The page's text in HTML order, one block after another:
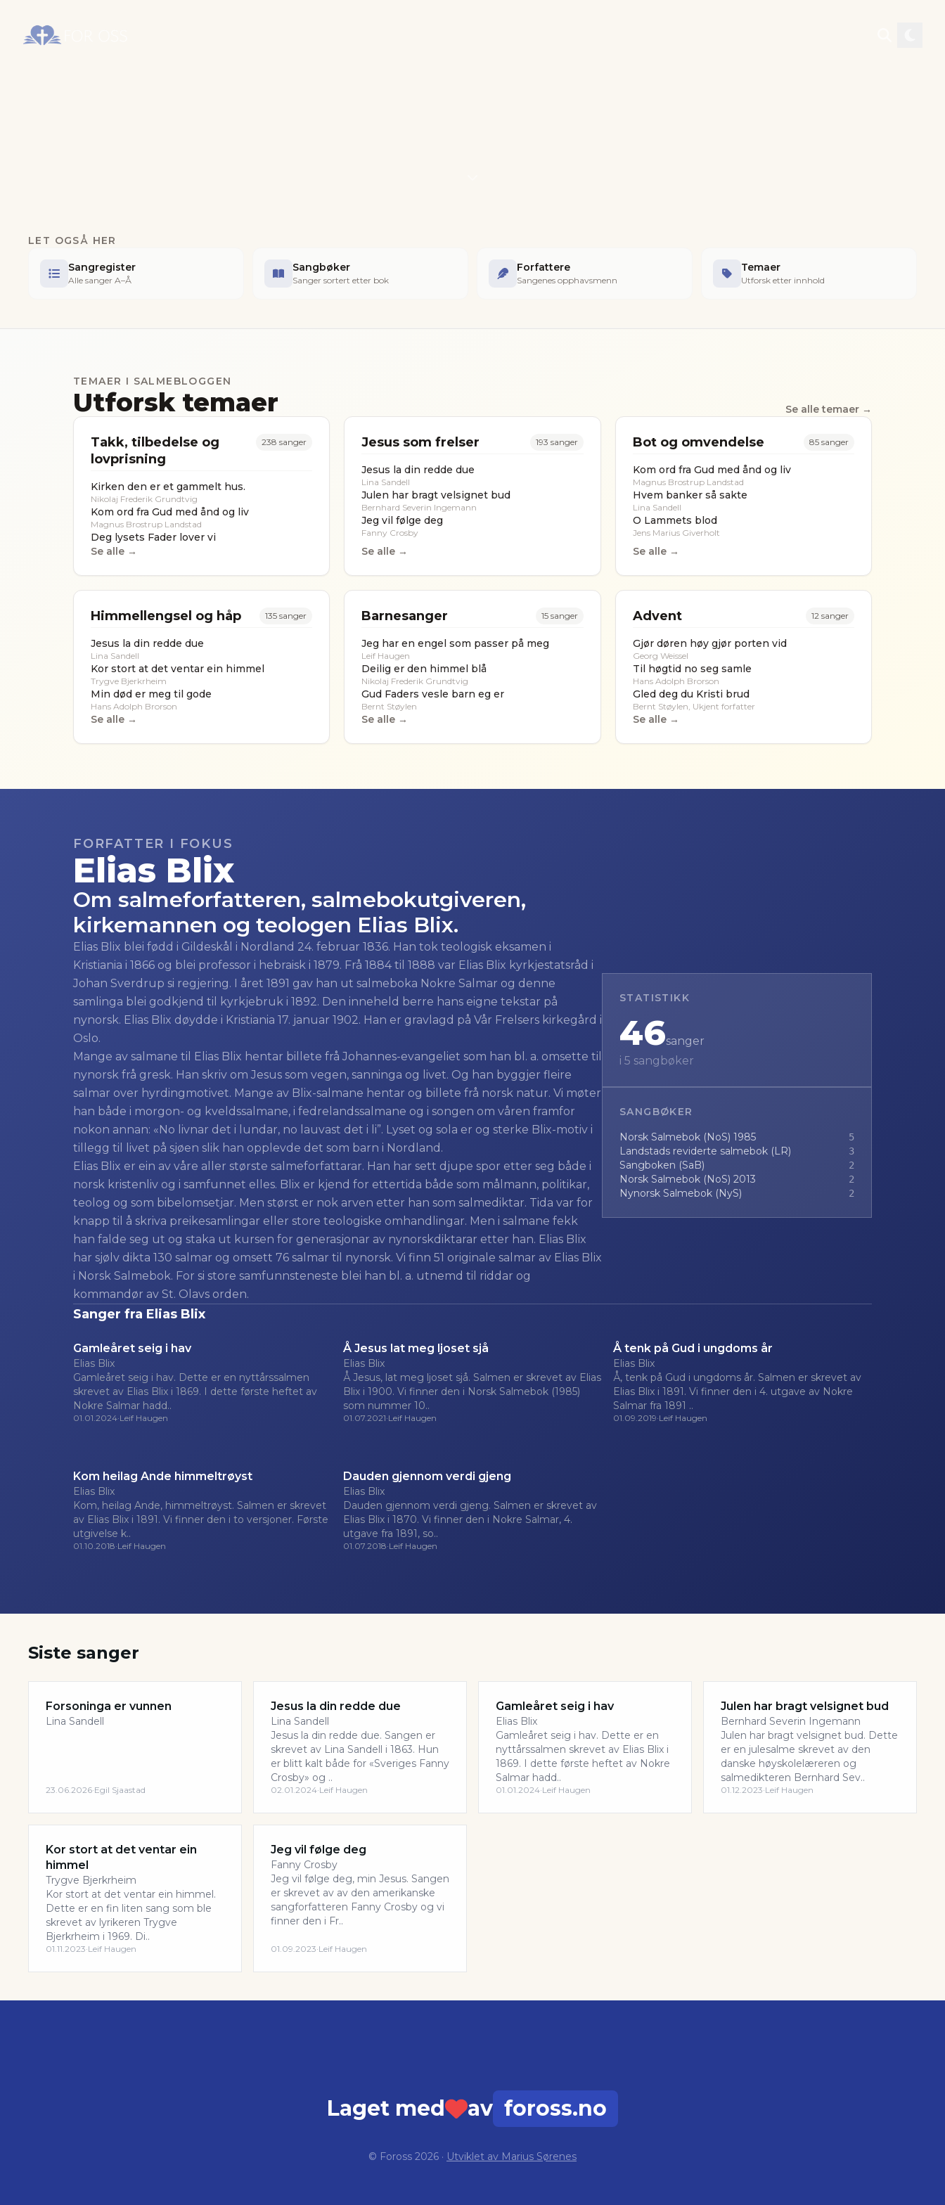
LET OGSÅ HER
Sangregister
Alle sanger A–Å
Sangbøker
Sanger sortert etter bok
Forfattere
Sangenes opphavsmenn
Temaer
Utforsk etter innhold
TEMAER I SALMEBLOGGEN
Utforsk temaer Se alle temaer →
Takk, tilbedelse og
lovprisning
238 sanger
Kirken den er et gammelt hus.
Nikolaj Frederik Grundtvig
Kom ord fra Gud med ånd og liv
Magnus Brostrup Landstad
Deg lysets Fader lover vi
Se alle →
Jesus som frelser 193 sanger
Jesus la din redde due
Lina Sandell
Julen har bragt velsignet bud
Bernhard Severin Ingemann
Jeg vil følge deg
Fanny Crosby
Se alle →
Bot og omvendelse 85 sanger
Kom ord fra Gud med ånd og liv
Magnus Brostrup Landstad
Hvem banker så sakte
Lina Sandell
O Lammets blod
Jens Marius Giverholt
Se alle →
Himmellengsel og håp 135 sanger
Jesus la din redde due
Lina Sandell
Kor stort at det ventar ein himmel
Trygve Bjerkrheim
Min død er meg til gode
Hans Adolph Brorson
Se alle →
Barnesanger 15 sanger
Jeg har en engel som passer på meg
Leif Haugen
Deilig er den himmel blå
Nikolaj Frederik Grundtvig
Gud Faders vesle barn eg er
Bernt Støylen
Se alle →
Advent 12 sanger
Gjør døren høy gjør porten vid
Georg Weissel
Til høgtid no seg samle
Hans Adolph Brorson
Gled deg du Kristi brud
Bernt Støylen, Ukjent forfatter
Se alle →
FORFATTER I FOKUS
Elias Blix
Om salmeforfatteren, salmebokutgiveren,
kirkemannen og teologen Elias Blix.
Elias Blix blei fødd i Gildeskål i Nordland 24. februar 1836. Han tok teologisk eksamen i
Kristiania i 1866 og blei professor i hebraisk i 1879. Frå 1884 til 1888 var Elias Blix kyrkjestatsråd i
Johan Sverdrup si regjering. I året 1891 gav han ut salmeboka Nokre Salmar og denne
samlinga blei godkjend til kyrkjebruk i 1892. Den inneheld berre hans eigne tekstar på
nynorsk. Elias Blix døydde i Kristiania 17. januar 1902. Han er gravlagd på Vår Frelsers kirkegård i
Oslo.
Mange av salmane til Elias Blix hentar billete frå Johannes-evangeliet som han bl. a. omsette til
nynorsk frå gresk. Han skriv om Jesus som vegen, sanninga og livet. Og han byggjer fleire
salmar over hyrdingmotivet. Mange av Blix-salmane hentar og billete frå norsk natur. Vi møter
han både i morgon- og kveldssalmane, i fedrelandssalmane og i songen om våren framfor
nokon annan: «No livnar det i lundar, no lauvast det i li”. Lyset og sola er og sterke Blix-motiv i
tillegg til livet på sjøen slik han opplevde det som barn i Nordland.
Elias Blix er ein av våre aller største salmeforfattarar. Han har sett djupe spor etter seg både i
norsk kristenliv og i samfunnet elles. Blix er kjend for ettertida både som målmann, politikar,
teolog og som bibelomsetjar. Men størst er nok arven etter han som salmediktar. Tida var for
knapp til å skriva preikesamlingar eller store teologiske omhandlingar. Men i salmane fekk
han falde seg ut og staka ut kursen for generasjonar av nynorskdiktarar etter han. Elias Blix
har sjølv dikta 130 salmar og omsett 76 salmar til nynorsk. Vi finn 51 originale salmar av Elias Blix
i Norsk Salmebok. For si store samfunnsteneste blei han bl. a. utnemd til riddar og
kommandør av St. Olavs orden.
STATISTIKK
46sanger
i 5 sangbøker
SANGBØKER
Norsk Salmebok (NoS) 1985
5
Landstads reviderte salmebok (LR) 3
Sangboken (SaB) 2
Norsk Salmebok (NoS) 2013 2
Nynorsk Salmebok (NyS) 2
Sanger fra Elias Blix
Gamleåret seig i hav
Elias Blix
Gamleåret seig i hav. Dette er en nyttårssalmen
skrevet av Elias Blix i 1869. I dette første heftet av
Nokre Salmar hadd..
01.01.2024·Leif Haugen
Å Jesus lat meg ljoset sjå
Elias Blix
Å Jesus, lat meg ljoset sjå. Salmen er skrevet av Elias
Blix i 1900. Vi finner den i Norsk Salmebok (1985)
som nummer 10..
01.07.2021·Leif Haugen
Å tenk på Gud i ungdoms år
Elias Blix
Å, tenk på Gud i ungdoms år. Salmen er skrevet av
Elias Blix i 1891. Vi finner den i 4. utgave av Nokre
Salmar fra 1891 ..
01.09.2019·Leif Haugen
Kom heilag Ande himmeltrøyst
Elias Blix
Kom, heilag Ande, himmeltrøyst. Salmen er skrevet
av Elias Blix i 1891. Vi finner den i to versjoner. Første
utgivelse k..
01.10.2018·Leif Haugen
Dauden gjennom verdi gjeng
Elias Blix
Dauden gjennom verdi gjeng. Salmen er skrevet av
Elias Blix i 1870. Vi finner den i Nokre Salmar, 4.
utgave fra 1891, so..
01.07.2018·Leif Haugen
Siste sanger
Forsoninga er vunnen
Lina Sandell
23.06.2026·Egil Sjaastad
Jesus la din redde due
Lina Sandell
Jesus la din redde due. Sangen er
skrevet av Lina Sandell i 1863. Hun
er blitt kalt både for «Sveriges Fanny
Crosby» og ..
02.01.2024·Leif Haugen
Gamleåret seig i hav
Elias Blix
Gamleåret seig i hav. Dette er en
nyttårssalmen skrevet av Elias Blix i
1869. I dette første heftet av Nokre
Salmar hadd..
01.01.2024·Leif Haugen
Julen har bragt velsignet bud
Bernhard Severin Ingemann
Julen har bragt velsignet bud. Dette
er en julesalme skrevet av den
danske høyskolelæreren og
salmedikteren Bernhard Sev..
01.12.2023·Leif Haugen
Kor stort at det ventar ein
himmel
Trygve Bjerkrheim
Kor stort at det ventar ein himmel.
Dette er en fin liten sang som ble
skrevet av lyrikeren Trygve
Bjerkrheim i 1969. Di..
01.11.2023·Leif Haugen
Jeg vil følge deg
Fanny Crosby
Jeg vil følge deg, min Jesus. Sangen
er skrevet av av den amerikanske
sangforfatteren Fanny Crosby og vi
finner den i Fr..
01.09.2023·Leif Haugen
Laget med av foross.no
© Foross 2026 · Utviklet av Marius Sørenes